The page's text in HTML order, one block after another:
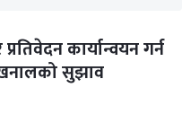
कार्यान्वयन गर्न
खनालको सुझाव